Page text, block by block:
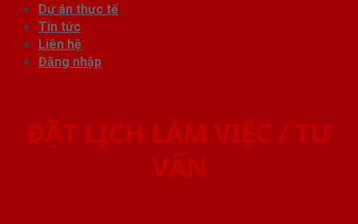
Dự án thực tế
Tin tức
Liên hệ
Đăng nhập
ĐẶT LỊCH LÀM VIỆC / TƯ
VẤN